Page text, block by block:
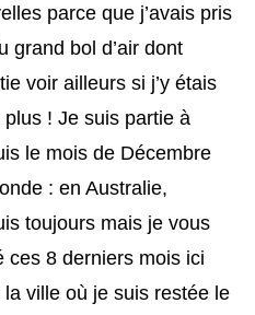
parce que j’avais pris
grand bol d’air dont
voir ailleurs si j’y étais
plus ! Je suis partie à
le mois de Décembre
: en Australie,
toujours mais je vous
ces 8 derniers mois ici
la ville où je suis restée le